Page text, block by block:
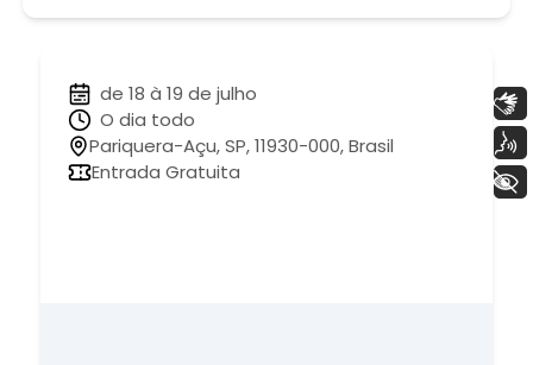
de 18 à 19 de julho
O dia todo
Pariquera-Açu, SP, 11930-000, Brasil
Entrada Gratuita